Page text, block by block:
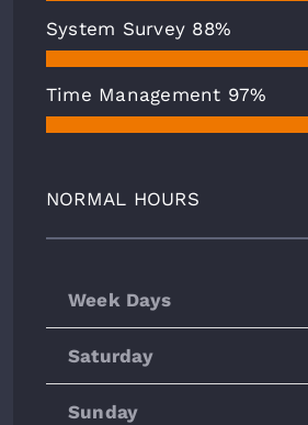
System Survey 88%
Time Management 97%
NORMAL HOURS
Week Days
Saturday
Sunday